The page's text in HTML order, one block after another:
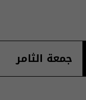
جمعة الثامر